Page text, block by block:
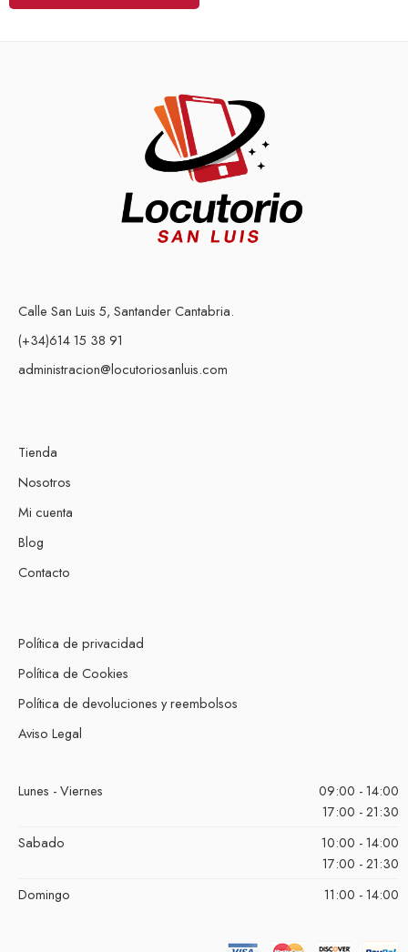
Calle San Luis 5, Santander Cantabria.
(+34)614 15 38 91
administracion@locutoriosanluis.com
Tienda
Nosotros
Mi cuenta
Blog
Contacto
Política de privacidad
Política de Cookies
Política de devoluciones y reembolsos
Aviso Legal
Lunes - Viernes
09:00 - 14:00
17:00 - 21:30
Sabado
10:00 - 14:00
17:00 - 21:30
Domingo
11:00 - 14:00